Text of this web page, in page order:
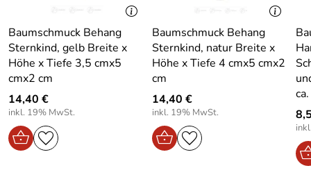
Hochwertiges Holz– robust und langlebig für
jahrelangen Genuss.
Handbemalt– jedes Stück ein Unikat mit
unverwechselbarem Charme.
Leicht und kompakt
– einfache Handhabung und
sicherer Halt am Baum.
Traditionelles Design
– Erzgebirgische
Handwerkskunst in Reinform.
Höhe Artikel:
5
Gewicht in kg
Artikel ohne vp:
0.01
Baumschmuck Behang
Sternkind, gelb Breite x
Höhe x Tiefe 3,5 cmx5
cmx2 cm
14,40 €
inkl. 19% MwSt.
Baumschmuck Behang
Sternkind, natur Breite x
Höhe x Tiefe 4 cmx5 cmx2
cm
14,40 €
inkl. 19% MwSt.